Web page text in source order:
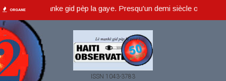
ORGANE
lè manke gid pèp la gaye. Presqu'un demi siècle ou dans un an
ISSN 1043-3783